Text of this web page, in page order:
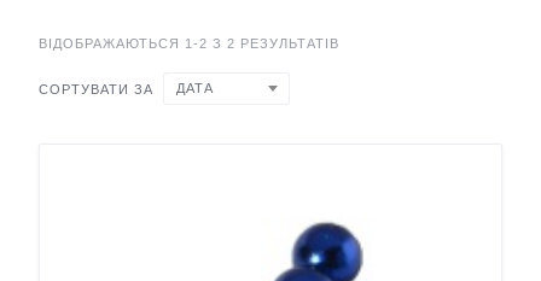
ВІДОБРАЖАЮТЬСЯ 1-2 З 2 РЕЗУЛЬТАТІВ
СОРТУВАТИ ЗА ДАТА